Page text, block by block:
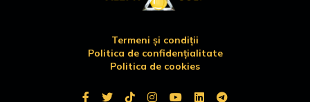
Termeni și condiții
Politica de confidențialitate
Politica de cookies